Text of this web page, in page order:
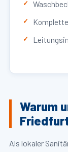
Warum
Als lokaler